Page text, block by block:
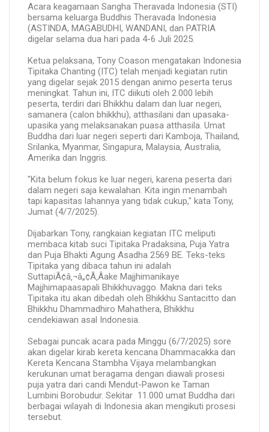
Acara keagamaan Sangha Theravada Indonesia (STI)
bersama keluarga Buddhis Theravada Indonesia
(ASTINDA, MAGABUDHI, WANDANI, dan PATRIA
digelar selama dua hari pada 4-6 Juli 2025.
Ketua pelaksana, Tony Coason mengatakan Indonesia
Tipitaka Chanting (ITC) telah menjadi kegiatan rutin
yang digelar sejak 2015 dengan animo peserta terus
meningkat. Tahun ini, ITC diikuti oleh 2.000 lebih
peserta, terdiri dari Bhikkhu dalam dan luar negeri,
samanera (calon bhikkhu), atthasilani dan upasaka-
upasika yang melaksanakan puasa atthasila. Umat
Buddha dari luar negeri seperti dari Kamboja, Thailand,
Srilanka, Myanmar, Singapura, Malaysia, Australia,
Amerika dan Inggris.
"Kita belum fokus ke luar negeri, karena peserta dari
dalam negeri saja kewalahan. Kita ingin menambah
tapi kapasitas lahannya yang tidak cukup," kata Tony,
Jumat (4/7/2025).
Dijabarkan Tony, rangkaian kegiatan ITC meliputi
membaca kitab suci Tipitaka Pradaksina, Puja Yatra
dan Puja Bhakti Agung Asadha 2569 BE. Teks-teks
Tipitaka yang dibaca tahun ini adalah
SuttapiÃ¢â‚¬â„¢Ã‚Â­ake Majjhimanikaye
Majjhimapaasapali Bhikkhuvaggo. Makna dari teks
Tipitaka itu akan dibedah oleh Bhikkhu Santacitto dan
Bhikkhu Dhammadhiro Mahathera, Bhikkhu
cendekiawan asal Indonesia.
Sebagai puncak acara pada Minggu (6/7/2025) sore
akan digelar kirab kereta kencana Dhammacakka dan
Kereta Kencana Stambha Vijaya melambangkan
kerukunan umat beragama dengan diawali prosesi
puja yatra dari candi Mendut-Pawon ke Taman
Lumbini Borobudur. Sekitar 11.000 umat Buddha dari
berbagai wilayah di Indonesia akan mengikuti prosesi
tersebut.